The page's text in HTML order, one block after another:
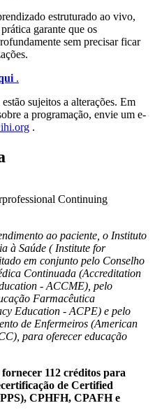
estruturado ao vivo,
garante que os
sem precisar ficar
.
sujeitos a alterações. Em
a programação, envie um e-
.
ao paciente, o Instituto
à Saúde ( Institute for
em conjunto pelo Conselho
Continuada (Accreditation
- ACCME), pelo
Farmacêutica
Education - ACPE) e pelo
de Enfermeiros (American
para oferecer educação
112 créditos para
de Certified
CPHFH, CPAFH e